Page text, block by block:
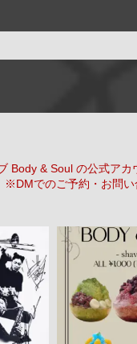
Body & Soul の公式アカ
※DMでのご予約・お問い